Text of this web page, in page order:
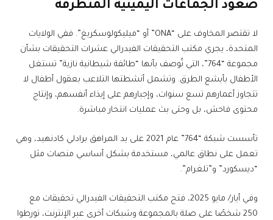
صعود الجماعات اليمينية المتطرفة
لا تقتصر المخاوف على “ONA” أو “ميليكولوسكريغ”. ففي الولايات
المتحدة، يجري مكتب التحقيقات الفيدرالي عشرات التحقيقات بشأن
مجموعة “764”، التي تُوصف بأنها “طائفة شيطانية نازية” تستغل
الأطفال بأبشع الطرق. وتشمل أنشطتها التلاعب بعقول أطفال لا
تتجاوز أعمارهم تسع سنوات، وإجبارهم على إيذاء أنفسهم، وإنتاج
محتوى فاحش، بل وحتى بث عمليات انتحار مباشرة.
تأسست شبكة “764” عام 2021 على يد المراهق برادلي كادنهيد، وهي
تعمل على نطاق عالمي، مستخدمة بشكل أساسي منصات مثل
“ديسكورد” و”تلغرام”.
وفي أيار/ مايو 2025، فتح مكتب التحقيقات الفيدرالي تحقيقات مع
250 شخصًا على صلة بالمجموعة وشبكات أخرى عبر الإنترنت، تورطوا